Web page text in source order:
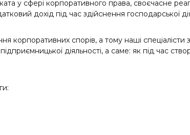
у сфері корпоративного права, своєчасне
дохід під час здійснення господарської
спорів, а тому наші спеціалісти
діяльності, а саме: як під час